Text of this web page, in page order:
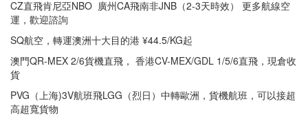
CZ直飛肯尼亞NBO 廣州CA飛南非JNB（2-3天時效） 更多航線空
運，歡迎諮詢
SQ航空，轉運澳洲十大目的港 ¥44.5/KG起
澳門QR-MEX 2/6貨機直飛， 香港CV-MEX/GDL 1/5/6直飛，現倉收
貨
PVG（上海)3V航班飛LGG（烈日）中轉歐洲，貨機航班，可以接超
高超寬貨物